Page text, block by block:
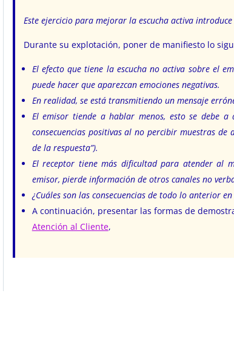
Este ejercicio para mejorar la escucha activa
Durante su explotación, poner de manifiesto lo
El efecto que tiene la escucha no activa sobre el
puede hacer que aparezcan emociones negativas.
En realidad, se está transmitiendo un mensaje
El emisor tiende a hablar menos, esto se debe
consecuencias positivas al no percibir muestras de
de la respuesta”).
El receptor tiene más dificultad para atender al
emisor, pierde información de otros canales no
¿Cuáles son las consecuencias de todo lo anterior
A continuación, presentar las formas de
Atención al Cliente,